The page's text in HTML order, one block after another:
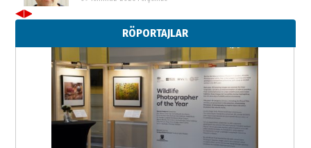
◀▶
RÖPORTAJLAR